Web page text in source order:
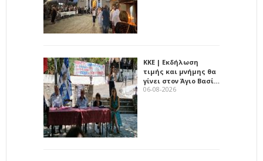
ΚΚΕ | Εκδήλωση
τιμής και μνήμης θα
γίνει στον Άγιο Βασί…
06-08-2026